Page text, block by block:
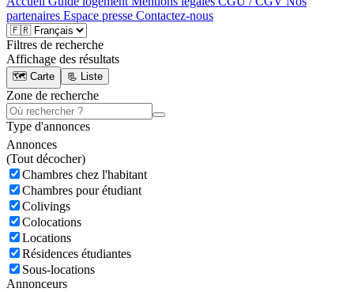
partenaires Espace presse Contactez-nous
Filtres de recherche
Affichage des résultats
🗺️ Carte 📃 Liste
Zone de recherche
Type d'annonces
Annonces
(Tout décocher)
Chambres chez l'habitant
Chambres pour étudiant
Colivings
Colocations
Locations
Résidences étudiantes
Sous-locations
Annonceurs